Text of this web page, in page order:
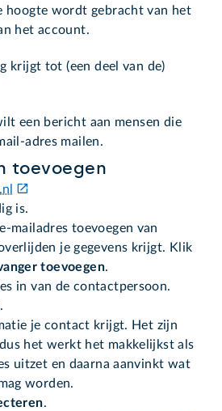
hoogte wordt gebracht van het
het account.
krijgt tot (een deel van de)
een bericht aan mensen die
adres mailen.
toevoegen
is.
mailadres toevoegen van
je gegevens krijgt. Klik
toevoegen.
in van de contactpersoon.
.
je contact krijgt. Het zijn
het werkt het makkelijkst als
uitzet en daarna aanvinkt wat
worden.
.